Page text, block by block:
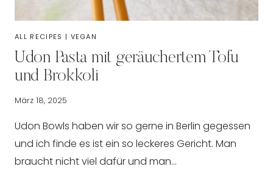
ALL RECIPES | VEGAN
Udon Pasta mit geräuchertem Tofu
und Brokkoli
März 18, 2025
Udon Bowls haben wir so gerne in Berlin gegessen
und ich finde es ist ein so leckeres Gericht. Man
braucht nicht viel dafür und man…